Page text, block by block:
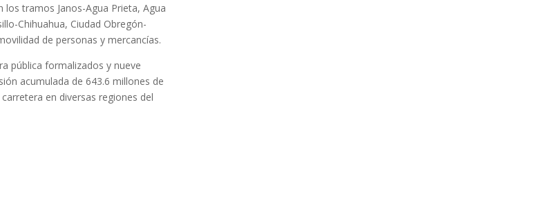
tramos Janos-Agua Prieta, Agua
Chihuahua, Ciudad Obregón-
de personas y mercancías.
pública formalizados y nueve
acumulada de 643.6 millones de
en diversas regiones del